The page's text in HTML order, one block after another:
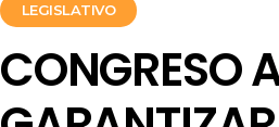
LEGISLATIVO
CONGRESO